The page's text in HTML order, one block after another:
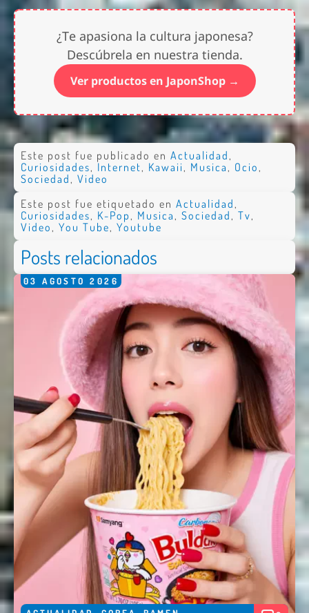
¿Te apasiona la cultura japonesa?
Descúbrela en nuestra tienda.
Ver productos en JaponShop →
Este post fue publicado en Actualidad ,
Curiosidades, Internet, Kawaii, Musica , Ocio ,
Sociedad , Video
Este post fue etiquetado en Actualidad,
Curiosidades, K-Pop, Musica, Sociedad, Tv,
Video, You Tube, Youtube
Posts relacionados
03 AGOSTO 2026